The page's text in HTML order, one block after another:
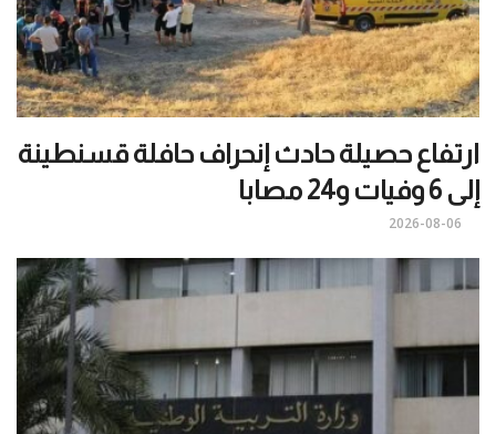
ارتفاع حصيلة حادث إنحراف حافلة قسنطينة
إلى 6 وفيات و24 مصابا
2026-08-06